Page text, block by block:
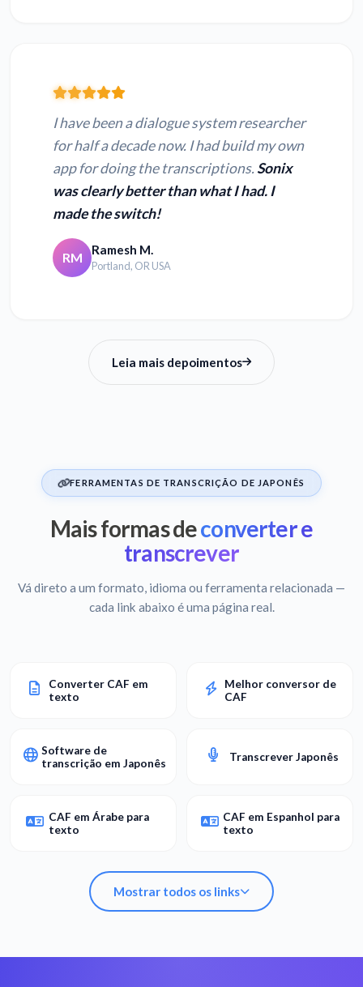
I have been a dialogue system researcher
for half a decade now. I had build my own
app for doing the transcriptions. Sonix
was clearly better than what I had. I
made the switch!
RM Ramesh M.
Portland, OR USA
Leia mais depoimentos
FERRAMENTAS DE TRANSCRIÇÃO DE JAPONÊS
Mais formas deconverter e
transcrever
Vá direto a um formato, idioma ou ferramenta relacionada —
cada link abaixo é uma página real.
Converter CAF em
texto
Melhor conversor de
CAF
Software de
transcrição em Japonês
Transcrever Japonês
CAF em Árabe para
texto
CAF em Espanhol para
texto
Mostrar todos os links